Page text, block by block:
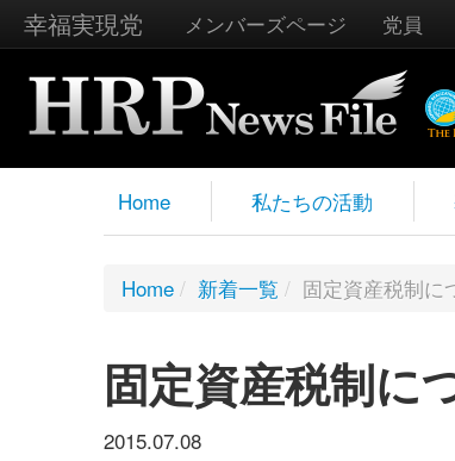
幸福実現党 メンバーズページ 党員
Home 私たちの活動
Home / 新着一覧 / 固定資産税制に
固定資産税制に
2015.07.08